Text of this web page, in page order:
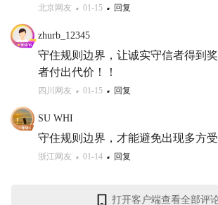
北京网友 01-15 回复
zhurb_12345
守住规则边界，让诚实守信者得到
者付出代价！！
四川网友 01-15 回复
SU WHI
守住规则边界，才能避免出现多方
浙江网友 01-14 回复
打开客户端查看全部评